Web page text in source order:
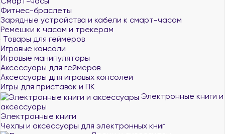
Фитнес-браслеты
Зарядные устройства и кабели к смарт-часам
Ремешки к часам и трекерам
Товары для геймеров
Игровые консоли
Игровые манипуляторы
Аксессуары для геймеров
Аксессуары для игровых консолей
Игры для приставок и ПК
Электронные книги и
аксессуары
Электронные книги
Чехлы и аксессуары для электронных книг